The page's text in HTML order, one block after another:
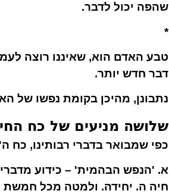
שהפה יכול לדבר.
*
טבע האדם הוא, שאיננו רוצה
דבר חדש יותר.
נתבונן, מהיכן בקומת נפשו של
שלושה מניעים של כח
כפי שמבואר בדברי רבותינו,
א. 'הנפש הבהמית' – כידוע
חיה ה. יחידה. ולמטה מכל חמשת